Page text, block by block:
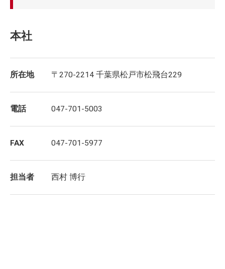
本社
所在地 〒270-2214 千葉県松戸市松飛台229
電話 047-701-5003
FAX 047-701-5977
担当者 西村 博行